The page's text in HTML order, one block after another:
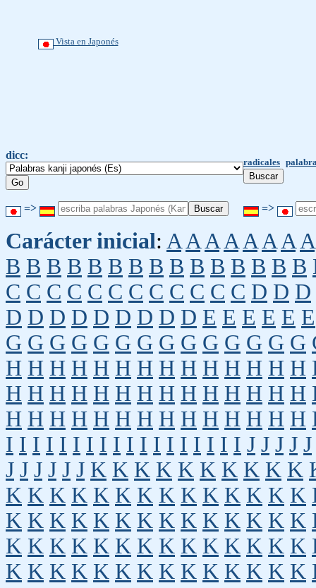
Vista en Japonés
dicc:
radicales
=> =>
Carácter inicial: A A A A A A A A
B B B B B B B B B B B B B B B
C C C C C C C C C C C C D D D
D D D D D D D D D E E E E E E
G G G G G G G G G G G G G G
H H H H H H H H H H H H H H
H H H H H H H H H H H H H H
H H H H H H H H H H H H H H
I I I I I I I I I I I I I I I I I I J J J J J
J J J J J J K K K K K K K K K K
K K K K K K K K K K K K K K
K K K K K K K K K K K K K K
K K K K K K K K K K K K K K
K K K K K K K K K K K K K K